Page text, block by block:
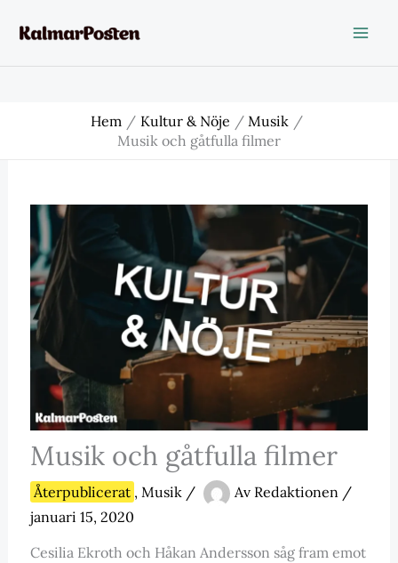
Hem Kultur & Nöje
Musik
Musik och gåtfulla filmer
Musik och gåtfulla filmer
Återpublicerat , Musik/ Av Redaktionen /
januari 15, 2020
Cesilia Ekroth och Håkan Andersson såg fram emot